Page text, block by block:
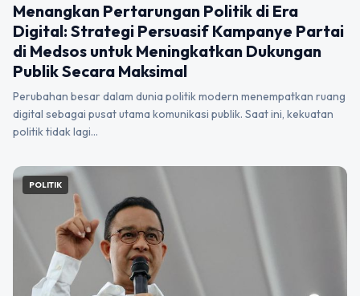
Menangkan Pertarungan Politik di Era
Digital: Strategi Persuasif Kampanye Partai
di Medsos untuk Meningkatkan Dukungan
Publik Secara Maksimal
Perubahan besar dalam dunia politik modern menempatkan ruang
digital sebagai pusat utama komunikasi publik. Saat ini, kekuatan
politik tidak lagi…
POLITIK